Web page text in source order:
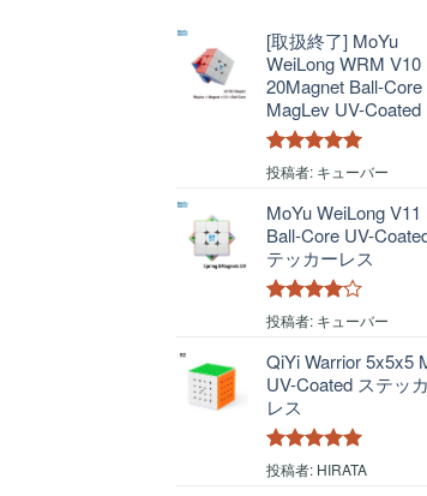
[取扱終了] MoYu
WeiLong WRM V10
20Magnet Ball-Core
MagLev UV-Coated
5段階中 5 の
投稿者: キューバー
MoYu WeiLong V11
Ball-Core UV-
テッカーレス
5段階中 4
投稿者: キューバー
QiYi Warrior 5x5x5
UV-Coated ステッ
レス
5段階中5の
投稿者: HIRATA